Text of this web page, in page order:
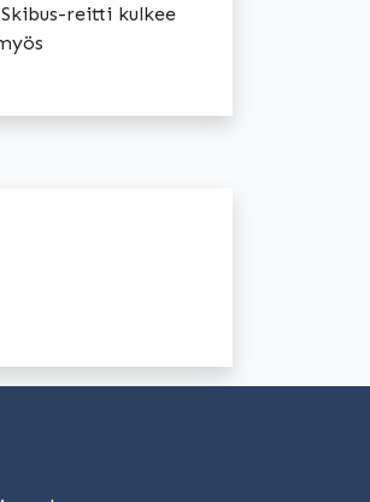
reitti kulkee